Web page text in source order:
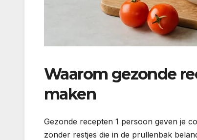
Waarom gezonde
maken
Gezonde recepten 1 persoon geven je
zonder restjes die in de prullenbak